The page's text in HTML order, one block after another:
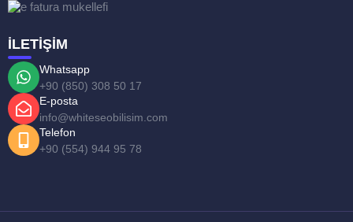
İLETİŞİM
Whatsapp
+90 (850) 308 50 17
E-posta
info@whiteseobilisim.com
Telefon
+90 (554) 944 95 78